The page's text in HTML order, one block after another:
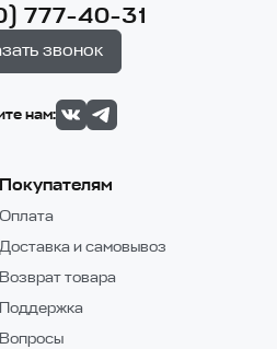
777-40-31
звонок
нам:
Покупателям
Оплата
Доставка и самовывоз
Возврат товара
Поддержка
Вопросы